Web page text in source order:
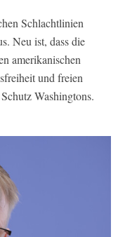
Schlachtlinien
Neu ist, dass die
amerikanischen
und freien
Washingtons.